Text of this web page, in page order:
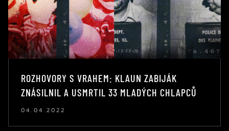
ROZHOVORY S VRAHEM: KLAUN ZABIJÁK
ZNÁSILNIL A USMRTIL 33 MLADÝCH CHLAPCŮ
04.04.2022